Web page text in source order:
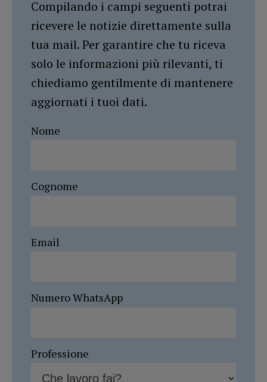
Compilando i campi seguenti potrai
ricevere le notizie direttamente sulla
tua mail. Per garantire che tu riceva
solo le informazioni più rilevanti, ti
chiediamo gentilmente di mantenere
aggiornati i tuoi dati.
Nome
Cognome
Email
Numero WhatsApp
Professione